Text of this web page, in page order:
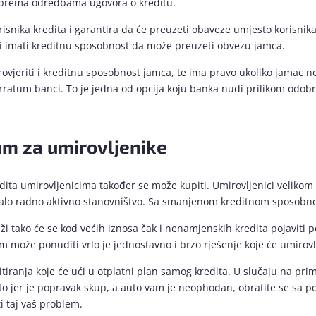
kredita i garantira da će preuzeti obaveze umjesto
imati kreditnu sposobnost da može preuzeti obvezu jamca.
i kreditnu sposobnost jamca, te ima pravo ukoliko jamac
banci. To je jedna od opcija koju banka nudi prilikom
za umirovljenike
umirovljenicima također se može kupiti. Umirovljenici
radno aktivno stanovništvo. Sa smanjenom kreditnom
tako će se kod većih iznosa čak i nenamjenskih kredita pojaviti
može ponuditi vrlo je jednostavno i brzo rješenje koje će
koje će ući u otplatni plan samog kredita. U slučaju na
jer je popravak skup, a auto vam je neophodan, obratite se sa
taj vaš problem.